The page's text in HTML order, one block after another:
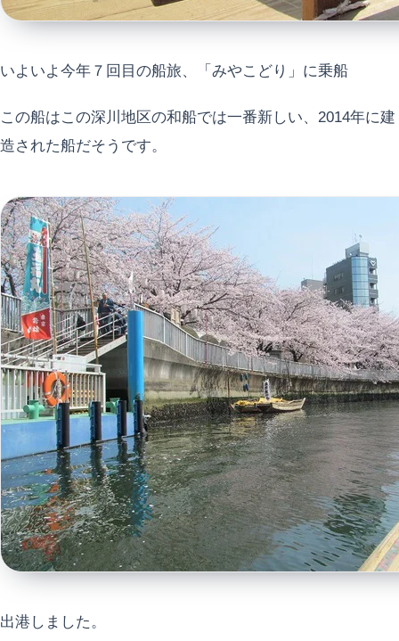
いよいよ今年７回目の船旅、「みやこどり」に乗船
この船はこの深川地区の和船では一番新しい、2014年に建
造された船だそうです。
出港しました。